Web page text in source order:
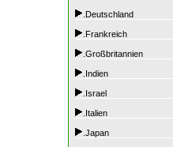
.Deutschland
.Frankreich
.Großbritannien
.Indien
.Israel
.Italien
.Japan